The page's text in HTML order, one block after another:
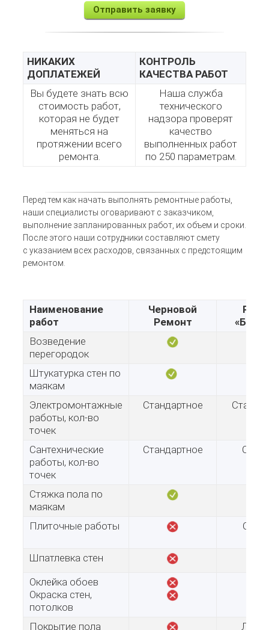
Отправить заявку
НИКАКИХ
ДОПЛАТЕЖЕЙ
КОНТРОЛЬ
КАЧЕСТВА РАБОТ
Вы будете знать всю
стоимость работ,
которая не будет
меняться на
протяжении всего
ремонта.
Наша служба
технического
надзора проверят
качество
выполненных работ
по 250 параметрам.
Перед тем как начать выполнять ремонтные работы,
наши специалисты оговаривают с заказчиком,
выполнение запланированных работ, их объем и сроки.
После этого наши сотрудники составляют смету
с указанием всех расходов, связанных с предстоящим
ремонтом.
Наименование
работ
Черновой
Ремонт
Возведение
перегородок
Штукатурка стен по
маякам
Электромонтажные
работы, кол-во
точек
Стандартное
Сантехнические
работы, кол-во
точек
Стандартное
Стяжка пола по
маякам
Плиточные работы
Шпатлевка стен
Оклейка обоев
Окраска стен,
потолков
Покрытие пола